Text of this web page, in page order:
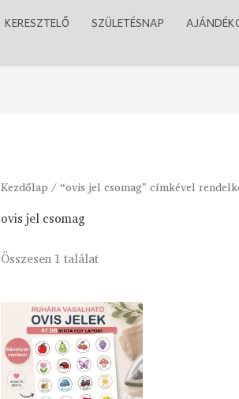
KERESZTELŐ SZÜLETÉSNAP
Kezdőlap / “ovis jel csomag” címkével
ovis jel csomag
Összesen 1 találat